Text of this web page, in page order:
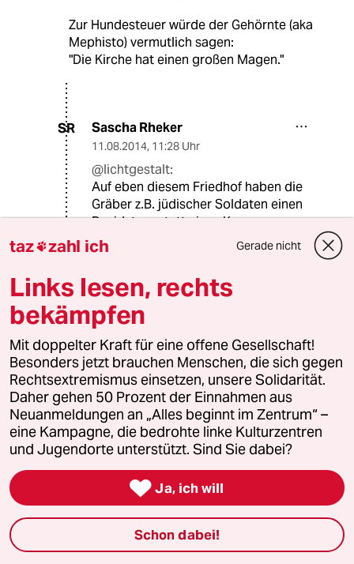
Zur Hundesteuer würde der Gehörnte (aka
Mephisto) vermutlich sagen:
"Die Kirche hat einen großen Magen."
SR Sascha Rheker
11.08.2014, 11:28 Uhr
@lichtgestalt:
Auf eben diesem Friedhof haben die
Gräber z.B. jüdischer Soldaten einen
Davidstern statt eines Kreuzes.
Aber man kann schon davon
ausgehen, daß das Bild recht wenig
mit dem Thema zu tun hat.
lichtgestalt
11.08.2014,13:45 Uhr
@Sascha Rheker:
Danke für die Info.
Ralf Houven
11.08.2014, 10:10 Uhr
@lichtgestalt:
Zahlen Amerikaner überhaupt
Kirchensteuer? Es handelt sich doch
taz zahl ich Gerade nicht
Links lesen, rechts
bekämpfen
Mit doppelter Kraft für eine offene Gesellschaft!
Besonders jetzt brauchen Menschen, die sich gegen
Rechtsextremismus einsetzen, unsere Solidarität.
Daher gehen 50 Prozent der Einnahmen aus
Neuanmeldungen an „Alles beginnt im Zentrum“ –
eine Kampagne, die bedrohte linke Kulturzentren
und Jugendorte unterstützt. Sind Sie dabei?
 Ja, ich will
Schon dabei!